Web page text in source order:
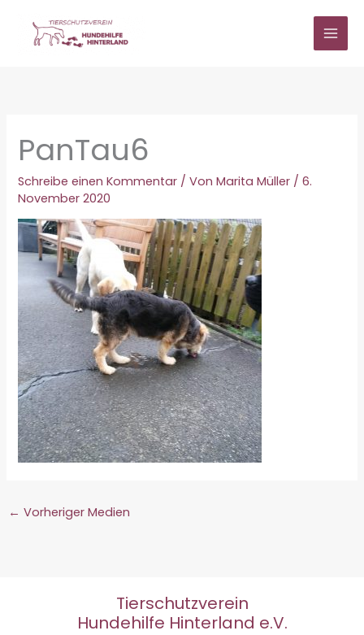
springen
PanTau6
Schreibe einen Kommentar / VonMarita Müller /6.
November 2020
← Vorheriger Medien
Tierschutzverein
Hundehilfe Hinterland e.V.